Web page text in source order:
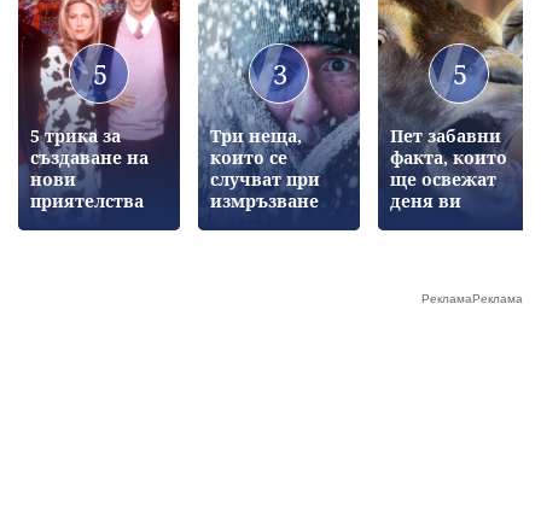
5
5 трика за
създаване на
нови
приятелства
3
Три неща,
които се
случват при
измръзване
5
Пет забавни
факта, които
ще освежат
деня ви